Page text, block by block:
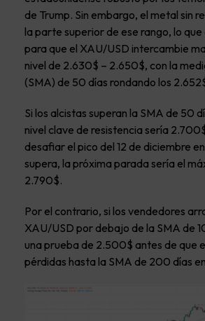
de Trump. Sin embargo, el metal sin
la parte superior de ese rango, lo
para que el XAU/USD intercambie
nivel de 2.630$ – 2.650$, con la
(SMA) de 50 días rondando los
Si los alcistas superan la SMA de 50
nivel clave de resistencia sería
desafiar el pico del 12 de diciembre
supera, la próxima parada sería el
2.790$.
Por el contrario, si los vendedores
XAU/USD por debajo de la SMA de
una prueba de 2.500$ antes de que
pérdidas hasta la SMA de 200 días